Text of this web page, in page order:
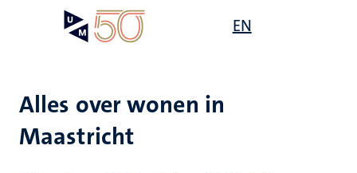
gaan
EN
Alles over wonen in
Maastricht